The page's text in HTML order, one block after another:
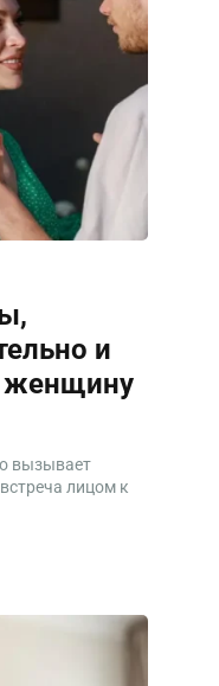
и
женщину
вызывает
лицом к